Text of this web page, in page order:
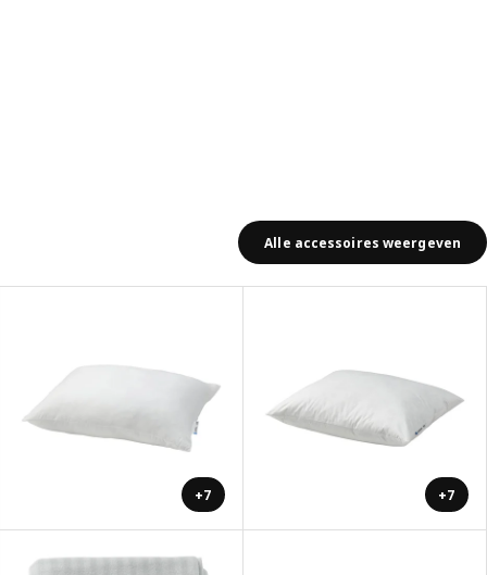
Alle accessoires weergeven
+7 +7